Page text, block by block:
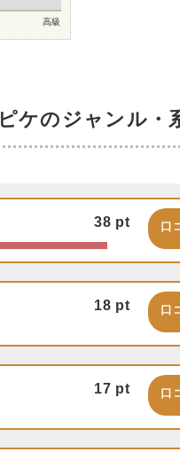
高級
ケのジャンル・
38 pt 口
18 pt 口
17 pt 口